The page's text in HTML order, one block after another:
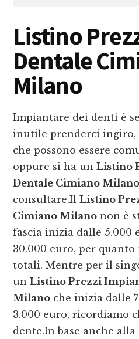
Listino
Dentale
Milano
Impiantare dei denti è
inutile prenderci ingiro,
che possono essere
oppure si ha unListino
Dentale Cimiano Milano
consultare.IlListino
Cimiano Milano non è
fascia inizia dalle 5.000
30.000 euro, per
totali. Mentre per il
unListino Prezzi
Milano che inizia dalle
3.000 euro, ricordiamo
dente.In base anche